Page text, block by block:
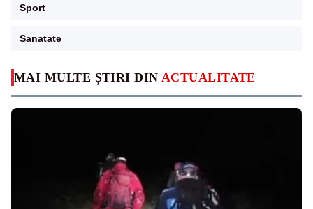
MAI MULTE ȘTIRI DIN ACTUALITATE
Sport
Sanatate